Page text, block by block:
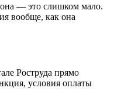
— это слишком мало.
вообще, как она
Роструда прямо
условия оплаты